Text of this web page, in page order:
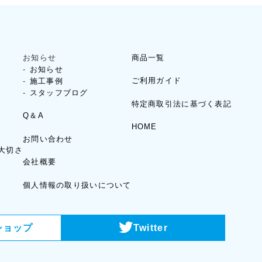
切さ
お知らせ
お知らせ
施工事例
スタッフブログ
Q＆A
お問い合わせ
会社概要
個人情報の取り扱いについて
商品一覧
ご利用ガイド
特定商取引法に基づく表記
HOME
ョップ Twitter